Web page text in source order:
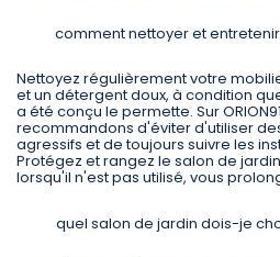
comment nettoyer et
Nettoyez régulièrement votre
et un détergent doux, à condition
a été conçu le permette. Sur
recommandons d'éviter d'utiliser
agressifs et de toujours suivre les
Protégez et rangez le salon de
lorsqu'il n'est pas utilisé, vous
quel salon de jardin dois-je